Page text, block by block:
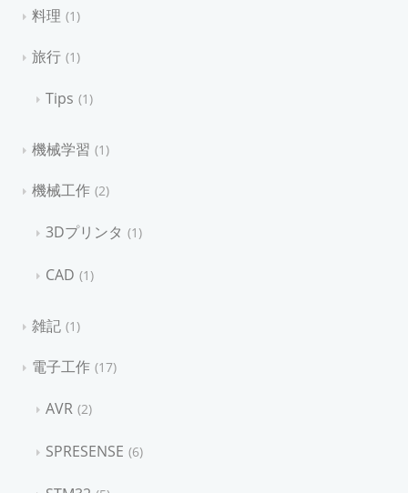
料理 1
旅行 1
Tips 1
機械学習 1
機械工作 2
3Dプリンタ 1
CAD 1
雑記 1
電子工作 17
AVR 2
SPRESENSE 6